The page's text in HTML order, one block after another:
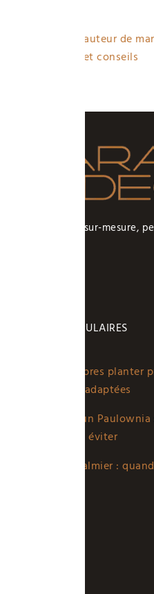
Quelle hauteur de
Normes et conseils
Des intérieurs sur-mesure,
ARTICLES POPULAIRES
Quels arbres planter
sûres et adaptées
Planter un
erreurs à éviter
Tailler palmier :